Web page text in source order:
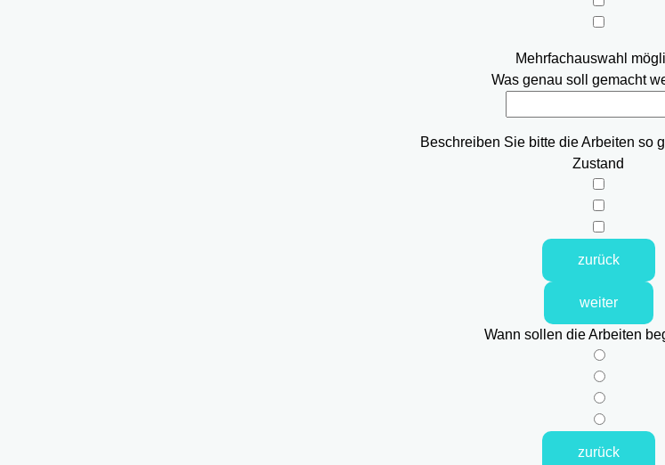
Mehrfachauswahl
Was genau soll gemacht
Beschreiben Sie bitte die Arbeiten so
Zustand
zurück
weiter
Wann sollen die Arbeiten
zurück